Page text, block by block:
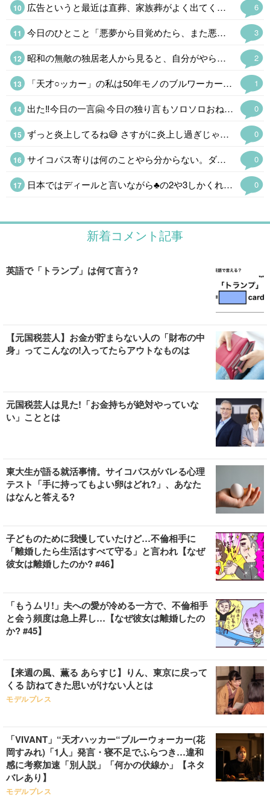
6
広告というと最近は直葬、家族葬がよく出てくるけど、求人サイトの「昆虫·正社員」というのと不動産サイトの「2LDK0.9万円」(超絶事故物件にしてもあり得ない誤植だ)のインパクト半端なかった。
3
今日のひとこと「悪夢から目覚めたら、また悪夢だったということはよくある」
2
昭和の無敵の独居老人から見ると、自分がやらかしたことに嫁を出すなという感じがする。
1
「天才○ッカー」の私は50年モノのブルワーカーを愛用しているが息を止めて7秒止めるトレーニングは血圧にものすごく悪いそうだ。短時間に同じ動きを繰り返すトレーニングにしているがついつい「そんなのカンケーねぇ」と連呼してしまう。
0
出た‼️今日の一言🤗 今日の独り言もソロソロおねしゃすw
0
ずっと炎上してるね😅 さすがに炎上し過ぎじゃない❓️ いつまでも延々叩く日本人の悪いところだよ😵
0
サイコパス寄りは何のことやら分からない。ダチョウの卵とかチョコエッグはアウトか。自販機でお釣りが出ない時はまず返却口に「出ないぞ」と文句を言ってから前後に揺らして、最後に元サッカー部だったので自慢のキック。ダメだこりゃ。
0
日本ではディールと言いながら♣の2や3しかくれない強欲なイカ…以下自粛。
新着コメント記事
英語で「トランプ」は何て言う?
【元国税芸人】お金が貯まらない人の「財布の中
身」ってこんなの!入ってたらアウトなものは
元国税芸人は見た!「お金持ちが絶対やっていな
い」こととは
東大生が語る就活事情。サイコパスがバレる心理
テスト「手に持ってもよい卵はどれ?」、あなた
はなんと答える?
子どものために我慢していたけど…不倫相手に
「離婚したら生活はすべて守る」と言われ【なぜ
彼女は離婚したのか? #46】
「もうムリ!」夫への愛が冷める一方で、不倫相手
と会う頻度は急上昇し…【なぜ彼女は離婚したの
か? #45】
【来週の風、薫る あらすじ】りん、東京に戻って
くる 訪ねてきた思いがけない人とは
モデルプレス
「VIVANT」“天才ハッカー“ブルーウォーカー(花
岡すみれ)「1人」発言・寝不足でふらつき…違和
感に考察加速「別人説」「何かの伏線か」【ネタ
バレあり】
モデルプレス